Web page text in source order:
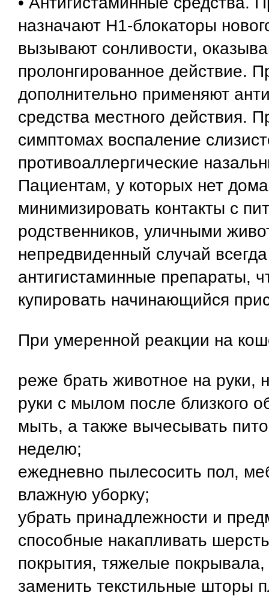
назначают H1-блокаторы
вызывают сонливости,
пролонгированное действие.
дополнительно применяют
средства местного действия.
симптомах воспаление
противоаллергические
Пациентам, у которых нет
минимизировать контакты с
родственников, уличными
непредвиденный случай
антигистаминные препараты,
купировать начинающийся
При умеренной реакции на
реже брать животное на руки,
руки с мылом после близкого
мыть, а также вычесывать
неделю;
ежедневно пылесосить пол,
влажную уборку;
убрать принадлежности и
способные накапливать
покрытия, тяжелые
заменить текстильные шторы